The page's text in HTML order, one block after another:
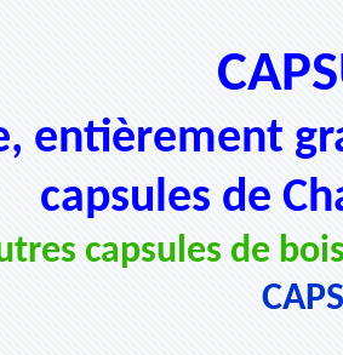
entièrement
capsules de
capsules de